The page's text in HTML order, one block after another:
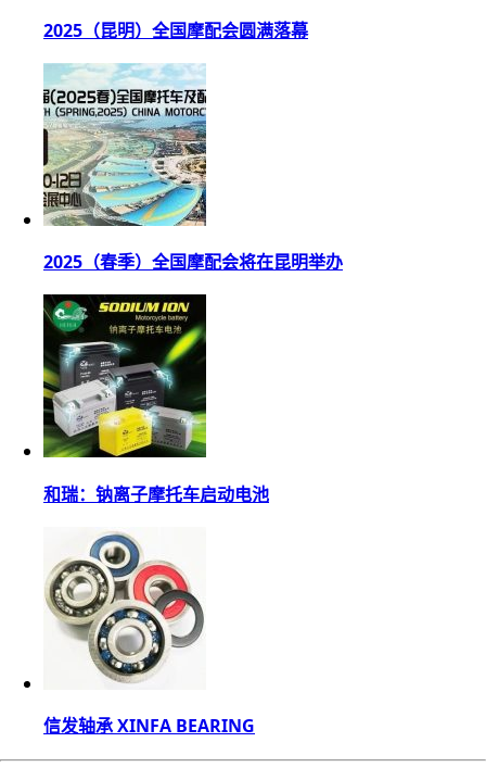
2025（昆明）全国摩配会圆满落幕
2025（春季）全国摩配会将在昆明举办
和瑞：钠离子摩托车启动电池
信发轴承 XINFA BEARING